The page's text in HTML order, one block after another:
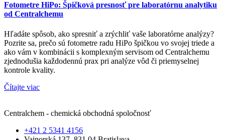
Fotometre HiPo: Špičková presnosť pre laboratórnu analytiku
od Centralchemu
Hľadáte spôsob, ako spresniť a zrýchliť vaše laboratórne analýzy?
Pozrite sa, prečo sú fotometre radu HiPo špičkou vo svojej triede a
ako vám v kombinácii s komplexným servisom od Centralchemu
zjednodušia každodennú prax pri analýze vôd či priemyselnej
kontrole kvality.
Čítajte viac
Centralchem - chemická obchodná spoločnosť
+421 2 5341 4156